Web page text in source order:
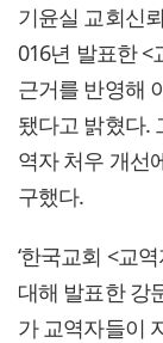
기윤실 교회신
016년 발표한 <
근거를 반영해
됐다고 밝혔다.
역자 처우 개선
구했다.
‘한국교회 <교
대해 발표한 강
가 교역자들이